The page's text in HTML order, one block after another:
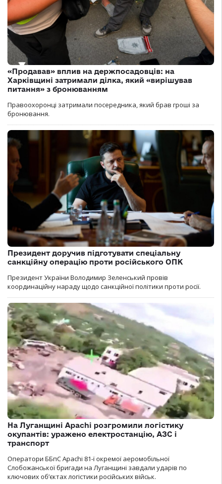
«Продавав» вплив на держпосадовців: на
Харківщині затримали ділка, який «вирішував
питання» з бронюванням
Правоохоронці затримали посередника, який брав гроші за
бронювання.
Президент доручив підготувати спеціальну
санкційну операцію проти російського ОПК
Президент України Володимир Зеленський провів
координаційну нараду щодо санкційної політики проти росії.
На Луганщині Apachi розгромили логістику
окупантів: уражено електростанцію, АЗС і
транспорт
Оператори ББпС Apachi 81-ї окремої аеромобільної
Слобожанської бригади на Луганщині завдали ударів по
ключових об’єктах логістики російських військ.